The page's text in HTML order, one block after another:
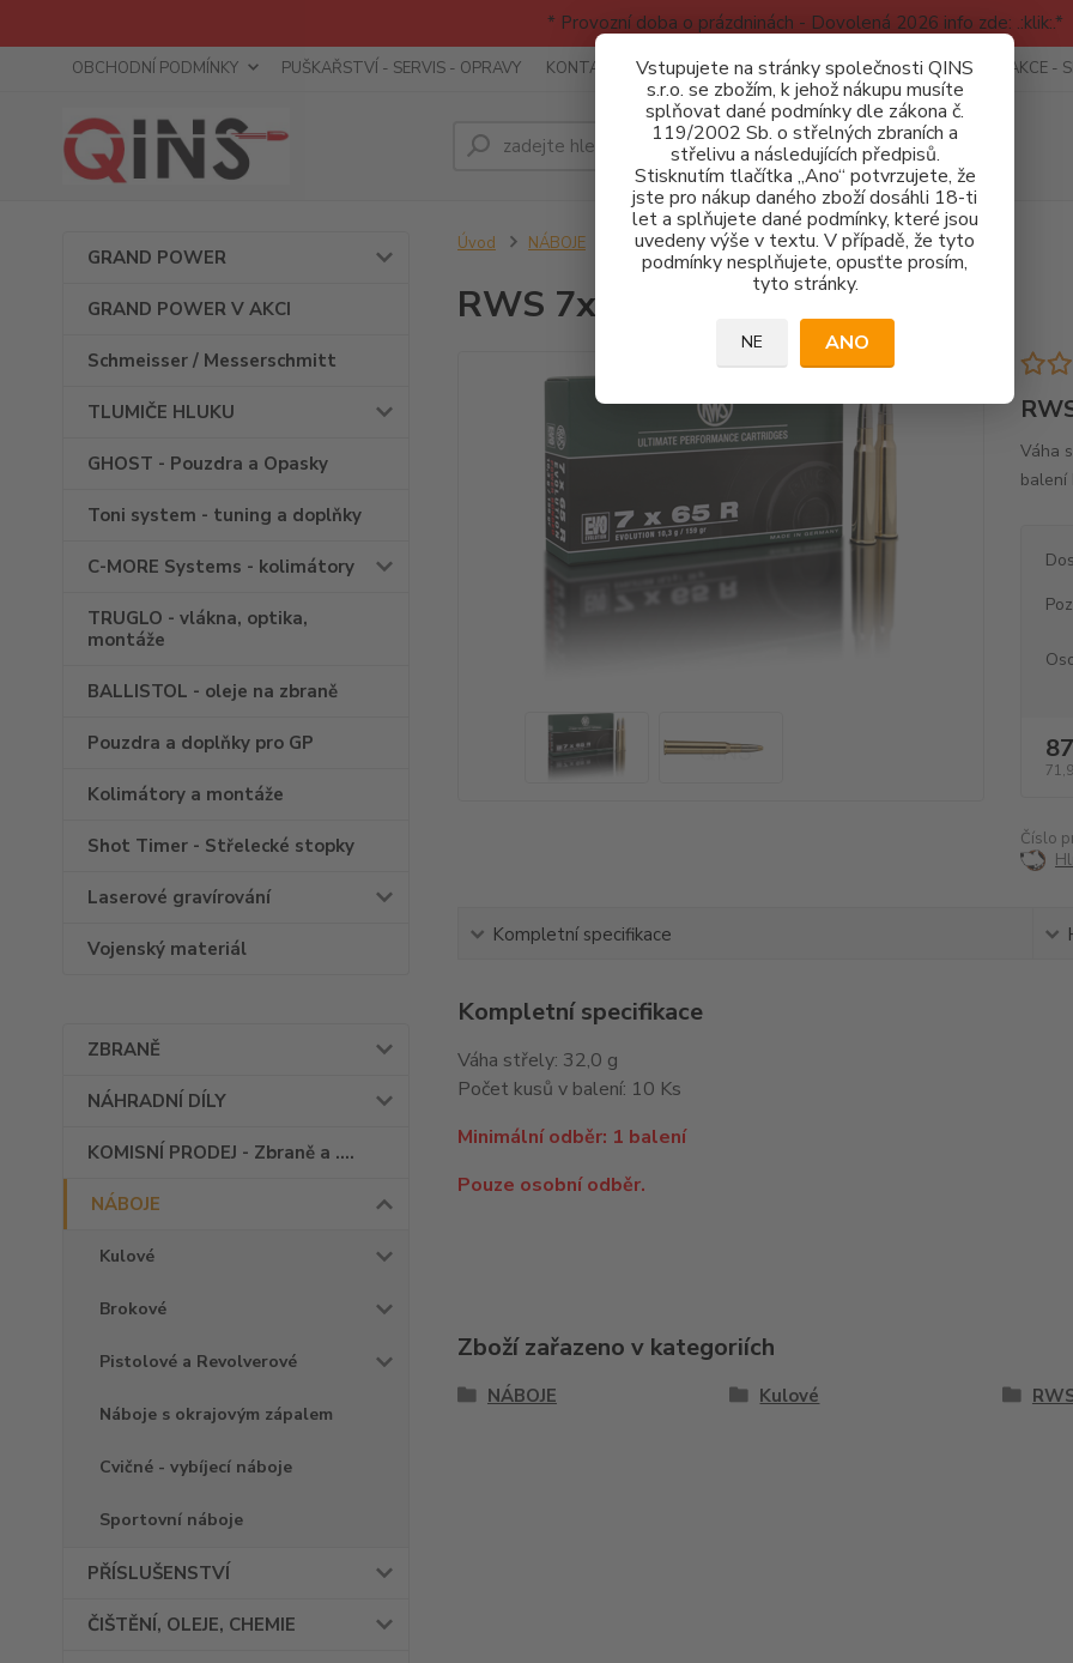
* Provozní doba o prázdninách - Dovolená 2026 info zde: .:klik:.*
Vstupujete na stránky společnosti QINS
s.r.o. se zbožím, k jehož nákupu musíte
splňovat dané podmínky dle zákona č.
119/2002 Sb. o střelných zbraních a
střelivu a následujících předpisů.
Stisknutím tlačítka „Ano“ potvrzujete, že
jste pro nákup daného zboží dosáhli 18-ti
let a splňujete dané podmínky, které jsou
uvedeny výše v textu. V případě, že tyto
podmínky nesplňujete, opusťte prosím,
tyto stránky.
NE ANO
OBCHODNÍ PODMÍNKY PUŠKAŘSTVÍ - SERVIS - OPRAVY KONTAKTY RECENZE - INFO SPORTOVNÍ AKCE AKCE -
Hledat
GRAND POWER
GRAND POWER V AKCI
Schmeisser / Messerschmitt
TLUMIČE HLUKU
GHOST - Pouzdra a Opasky
Toni system - tuning a doplňky
C-MORE Systems - kolimátory
TRUGLO - vlákna, optika,
montáže
BALLISTOL - oleje na zbraně
Pouzdra a doplňky pro GP
Kolimátory a montáže
Shot Timer - Střelecké stopky
Laserové gravírování
Vojenský materiál
ZBRANĚ
NÁHRADNÍ DÍLY
KOMISNÍ PRODEJ - Zbraně a ....
NÁBOJE
Kulové
Brokové
Pistolové a Revolverové
Náboje s okrajovým zápalem
Cvičné - vybíjecí náboje
Sportovní náboje
PŘÍSLUŠENSTVÍ
ČIŠTĚNÍ, OLEJE, CHEMIE
Úvod NÁBOJE RWS 7x65R EVO 10,3g
RWS 7x65R EVO 10,3g
Váha
balení
Číslo
Kompletní specifikace
Kompletní specifikace
Váha střely: 32,0 g
Počet kusů v balení: 10 Ks
Minimální odběr: 1 balení
Pouze osobní odběr.
Zboží zařazeno v kategoriích
NÁBOJE Kulové